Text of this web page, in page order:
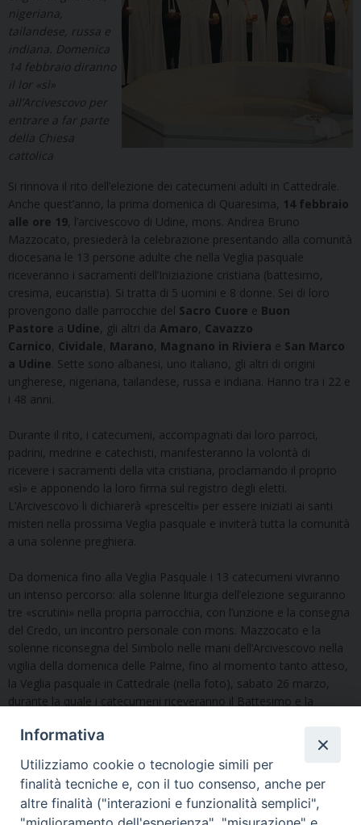
nigeriana,
tailandese, russa e
indiana. Domenica
14 febbraio diranno
il lor «sì»
all’Arcivescovo per
entrare a far parte
della Chiesa
cattolica
Si rinnova il rito dell’elezione dei catecumeni adulti in Cattedrale.
Anche quest’anno, la prima domenica di Quaresima, 14 febbraio
alle ore 19 , l’arcivescovo di Udine, mons. Andrea Bruno
Mazzocato, presiederà la celebrazione presentando alla comunità
diocesana le 13 persone adulte che nella Veglia pasquale
riceveranno i sacramenti dell’Iniziazione cristiana (battesimo,
cresima, eucaristia). Si tratta di 5 uomini e 8 donne. Sei di loro
provengono dalle parrocchie del Sacro Cuore e Buon
Pastore a Udine , gli altri da Amaro Cavazzo
Carnico Cividale Marano Magnano in Riviera e San Marco
a Udine . Sette sono albanesi, uno italiano, gli altri di origini
ungherese, nigeriana, tailandese, russa e indiana. Hanno tra i 22 e
i 48 anni.
Durante il rito, i catecumeni, accompagnati dai loro parroci,
padrini, medrine e catechisti, manifesteranno la volontà di
ricevere i sacramenti della vita cristiana, proclamando il proprio
«sì» e apponendo la loro firma sul registro degli eletti.
L’Arcivescovo li dichiarerà «prescelti» per essere iniziati ai santi
misteri nella prossima Veglia pasquale e inviterà tutta la comunità
a una solenne preghiera.
Da domenica fino alla Veglia Pasquale i 13 catecumeni vivranno
un intenso percorso: alla solenne liturgia dell’elezione seguiranno
tre «scrutini» nella propria parrocchia, con l’unzione e la consegna
del Credo, un incontro personale con mons. Mazzocato e la
solenne riconsegna del Simbolo nelle mani dell’Arcivescovo nella
vigilia della domenica delle Palme, fino al momento tanto atteso,
la Veglia pasquale in Cattedrale (nella foto), sabato 26 marzo,
durante la quale i catecumeni riceveranno il Battesimo e la
Informativa
Utilizziamo cookie o tecnologie simili per
finalità tecniche e, con il tuo consenso, anche per
altre finalità ("interazioni e funzionalità semplici",